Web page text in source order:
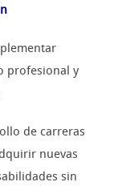
profesional y
de carreras
nuevas
sin